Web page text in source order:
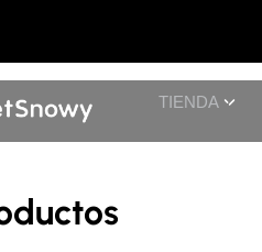
TIENDA